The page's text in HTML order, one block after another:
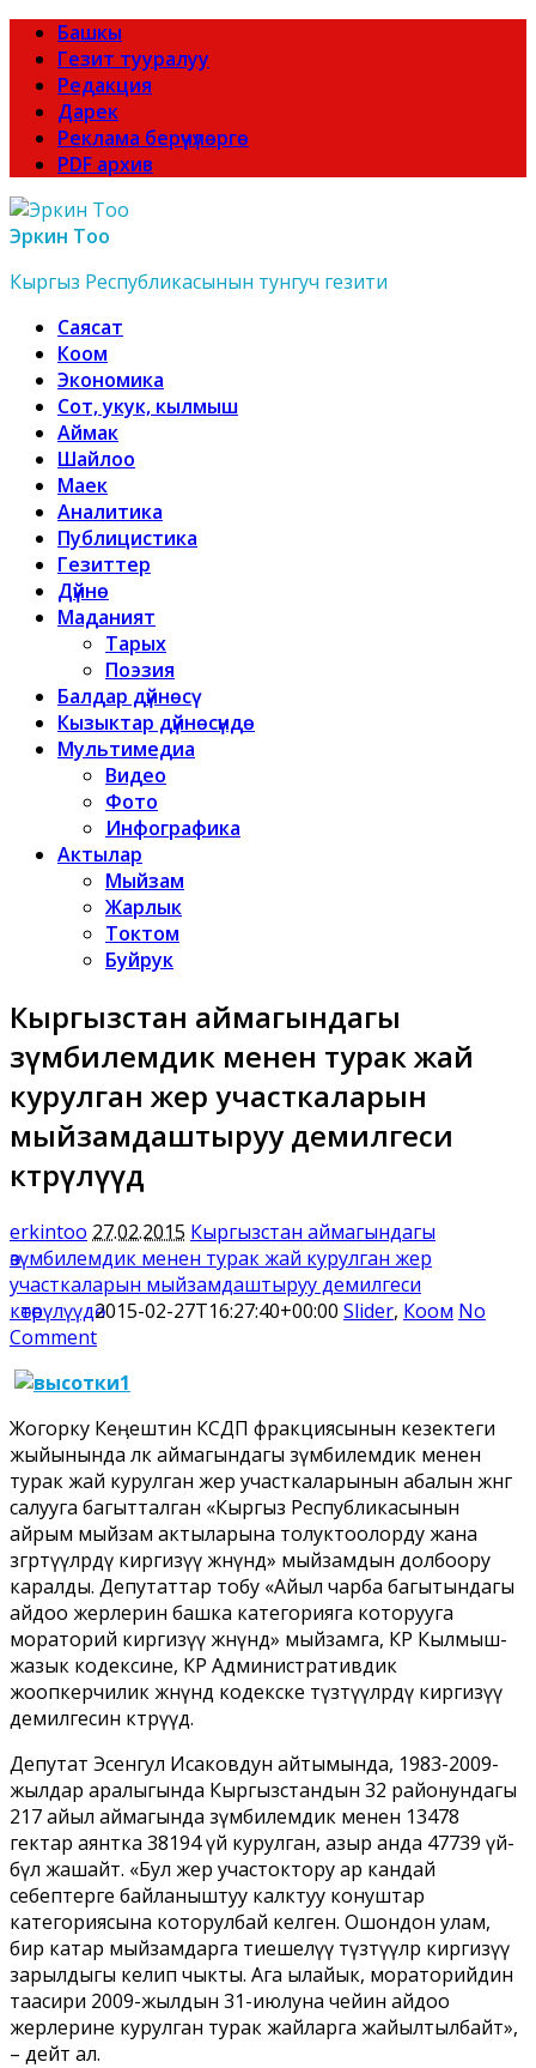
Башкы
Гезит тууралуу
Редакция
Дарек
Реклама берүүчүлөргө
PDF архив
Эркин Тоо
Кыргыз Республикасынын тунгуч гезити
Саясат
Коом
Экономика
Сот, укук, кылмыш
Аймак
Шайлоо
Маек
Аналитика
Публицистика
Гезиттер
Дүйнө
Маданият
Тарых
Поэзия
Балдар дүйнөсү
Кызыктар дүйнөсүндө
Мультимедиа
Видео
Фото
Инфографика
Актылар
Мыйзам
Жарлык
Токтом
Буйрук
Кыргызстан аймагындагы
өзүмбилемдик менен турак жай
курулган жер участкаларын
мыйзамдаштыруу демилгеси
көтөрүлүүдө
erkintoo 27.02.2015 Кыргызстан аймагындагы
өзүмбилемдик менен турак жай курулган жер
участкаларын мыйзамдаштыруу демилгеси
көтөрүлүүдө2015-02-27T16:27:40+00:00 Slider, Коом No
Comment
Жогорку Кеӊештин КСДП фракциясынын кезектеги
жыйынында өлкө аймагындагы өзүмбилемдик менен
турак жай курулган жер участкаларынын абалын жөнгө
салууга багытталган «Кыргыз Республикасынын
айрым мыйзам актыларына толуктоолорду жана
өзгөртүүлөрдү киргизүү жөнүндө» мыйзамдын долбоору
каралды. Депутаттар тобу «Айыл чарба багытындагы
айдоо жерлерин башка категорияга которууга
мораторий киргизүү жөнүндө» мыйзамга, КР Кылмыш-
жазык кодексине, КР Административдик
жоопкерчилик жөнүндө кодекске түзөтүүлөрдү киргизүү
демилгесин көтөрүүдө.
Депутат Эсенгул Исаковдун айтымында, 1983-2009-
жылдар аралыгында Кыргызстандын 32 районундагы
217 айыл аймагында өзүмбилемдик менен 13478
гектар аянтка 38194 үй курулган, азыр анда 47739 үй-
бүлө жашайт. «Бул жер участоктору ар кандай
себептерге байланыштуу калктуу конуштар
категориясына которулбай келген. Ошондон улам,
бир катар мыйзамдарга тиешелүү түзөтүүлөр киргизүү
зарылдыгы келип чыкты. Ага ылайык, мораторийдин
таасири 2009-жылдын 31-июлуна чейин айдоо
жерлерине курулган турак жайларга жайылтылбайт»,
– дейт ал.